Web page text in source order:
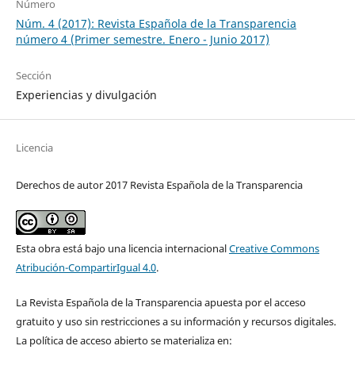
Número
Núm. 4 (2017): Revista Española de la Transparencia
número 4 (Primer semestre. Enero - Junio 2017)
Sección
Experiencias y divulgación
Licencia
Derechos de autor 2017 Revista Española de la Transparencia
Esta obra está bajo una licencia internacionalCreative Commons
Atribución-CompartirIgual 4.0.
La Revista Española de la Transparencia apuesta por el acceso
gratuito y uso sin restricciones a su información y recursos digitales.
La política de acceso abierto se materializa en: